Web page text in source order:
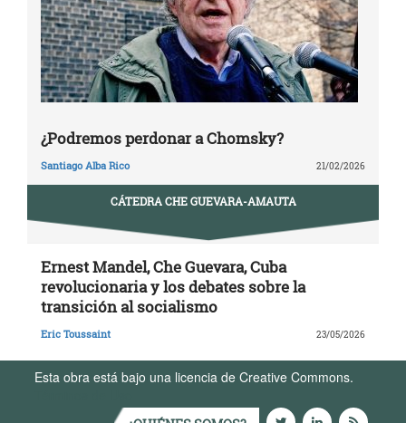
¿Podremos perdonar a Chomsky?
Santiago Alba Rico 21/02/2026
CÁTEDRA CHE GUEVARA-AMAUTA
Ernest Mandel, Che Guevara, Cuba
revolucionaria y los debates sobre la
transición al socialismo
Eric Toussaint 23/05/2026
Esta obra está bajo una licencia de Creative Commons.